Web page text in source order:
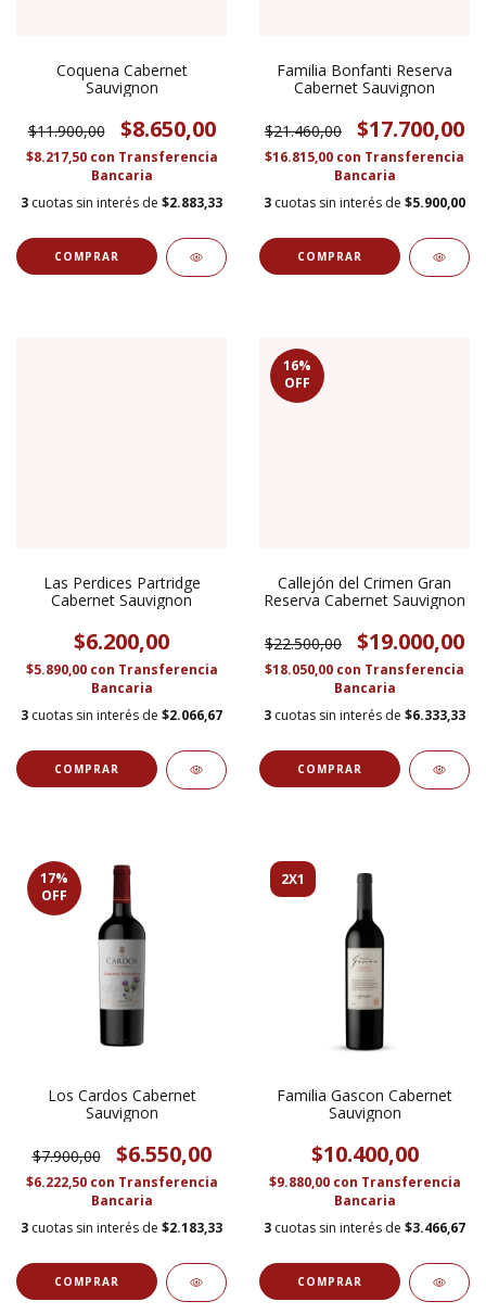
Coquena Cabernet
Sauvignon
$11.900,00 $8.650,00
$8.217,50 con Transferencia
Bancaria
3 cuotas sin interés de $2.883,33
Familia Bonfanti Reserva
Cabernet Sauvignon
$21.460,00 $17.700,00
$16.815,00 con Transferencia
Bancaria
3 cuotas sin interés de $5.900,00
Las Perdices Partridge
Cabernet Sauvignon
$6.200,00
$5.890,00 con Transferencia
Bancaria
3 cuotas sin interés de $2.066,67
16%
OFF
Callejón del Crimen Gran
Reserva Cabernet Sauvignon
$22.500,00 $19.000,00
$18.050,00 con Transferencia
Bancaria
3 cuotas sin interés de $6.333,33
17%
OFF
Los Cardos Cabernet
Sauvignon
$7.900,00 $6.550,00
$6.222,50 con Transferencia
Bancaria
3 cuotas sin interés de $2.183,33
2X1
Familia Gascon Cabernet
Sauvignon
$10.400,00
$9.880,00 con Transferencia
Bancaria
3 cuotas sin interés de $3.466,67